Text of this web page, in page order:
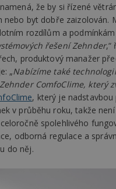
že by si řízené
nebo byt dobře zaizolován.
rozdílům a
řešení Zehnder,“
produktový manažer
„Nabízíme také
ComfoClime, který
, který je
v průběhu roku, takže
spolehlivého
odborná regulace a
do něj.
.estav.cz
_ga
LLC
.estav.cz
TDID
uid
test_cookie
mobile
sssp_session
Gdyn
c
ui
cct
_hjSession_170189
Gtest
C